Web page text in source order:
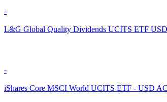
-
L&G Global Quality Dividends UCITS ETF
-
iShares Core MSCI World UCITS ETF - USD